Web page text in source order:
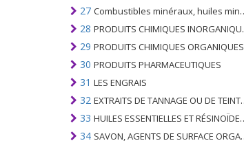
27 Combustibles minéraux, huiles minérales et produits de leur distillation; SUBSTANCES BITUMINEUSES; CIRES MINÉRALES
28 PRODUITS CHIMIQUES INORGANIQUES; COMPOSÉS ORGANIQUES ET INORGANIQUES DE MÉTAUX PRÉCIEUX; DE MÉTAUX DES TERRES RARES, D'ÉLÉMENTS RADIOACTIFS ET D'ISOTOPES
29 PRODUITS CHIMIQUES ORGANIQUES
30 PRODUITS PHARMACEUTIQUES
31 LES ENGRAIS
32 EXTRAITS DE TANNAGE OU DE TEINTURE; TANINS ET LEURS DERIVES; COLORANTS, PIGMENTS ET AUTRES MATIERES COLORANTES; PEINTURES, VERNIS; MASTIC, AUTRES MASTIQUES; ENCRES
33 HUILES ESSENTIELLES ET RÉSINOÏDES; PARFUMERIE, PRÉPARATIONS COSMÉTIQUES OU DE TOILETTE
34 SAVON, AGENTS DE SURFACE ORGANIQUES; LAVAGE, LUBRIFICATION, POLISSAGE OU PRÉPARATION À L'ÉPURATION; CIRES ARTIFICIELLES OU PRÉPARÉES, BOUGIES ET ARTICLES SIMILAIRES, PÂTES À MODÉLISER, CIRES DENTAIRES ET PRÉPARATIONS DENTAIRES À BASE DE PLÂTRE